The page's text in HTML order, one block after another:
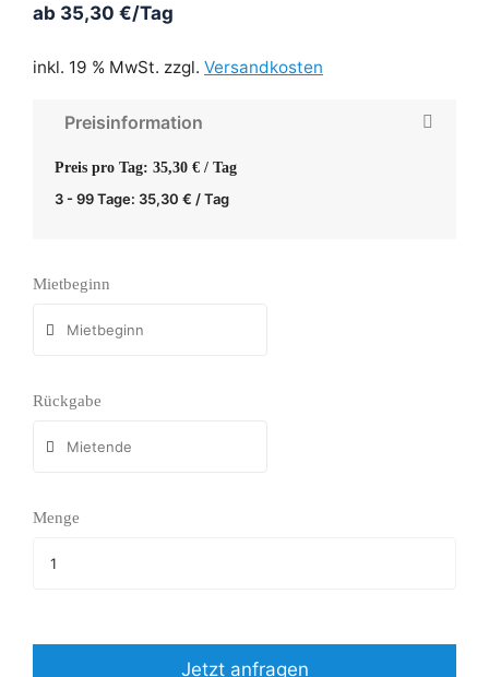
ab 35,30 €/Tag
inkl. 19 % MwSt. zzgl. Versandkosten
Preisinformation
Preis pro Tag: 35,30 € / Tag
3 - 99 Tage: 35,30 € / Tag
Mietbeginn
Rückgabe
Menge
Jetzt anfragen